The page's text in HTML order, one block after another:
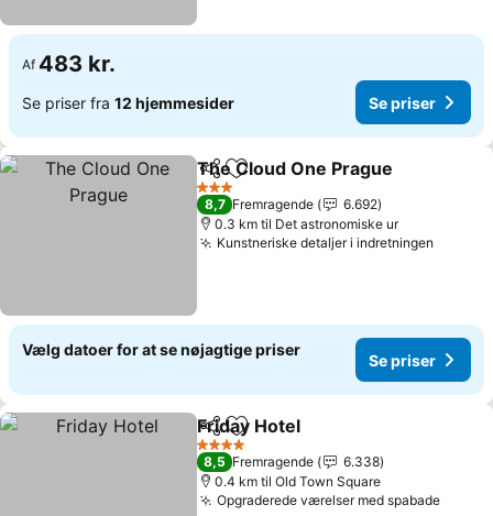
Af 483 kr.
Se priser fra 12 hjemmesider Se priser
Del Føj til favoritter
The Cloud One Prague
3 Stjerner
8,7 Fremragende
6.692
0.3 km til Det astronomiske ur
Kunstneriske detaljer i indretningen
Vælg datoer for at se nøjagtige priser
Se priser
Del Føj til favoritter
Friday Hotel
4 Stjerner
8,5 Fremragende
6.338
0.4 km til Old Town Square
Opgraderede værelser med spabadeSe